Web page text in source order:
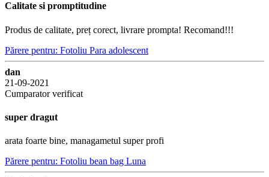
Calitate si promptitudine
Produs de calitate, preț corect, livrare prompta! Recomand!!!
Părere pentru: Fotoliu Para adolescent
dan
21-09-2021
Cumparator verificat
super dragut
arata foarte bine, managametul super profi
Părere pentru: Fotoliu bean bag Luna